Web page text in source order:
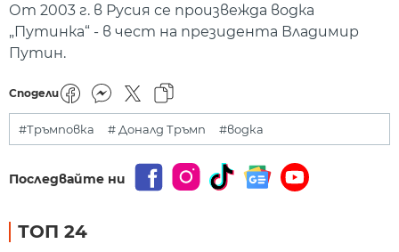
От 2003 г. в Русия се произвежда водка
„Путинка“ - в чест на президента Владимир
Путин.
Сподели
#Тръмповка # Доналд Тръмп #водка
Последвайте ни
ТОП 24